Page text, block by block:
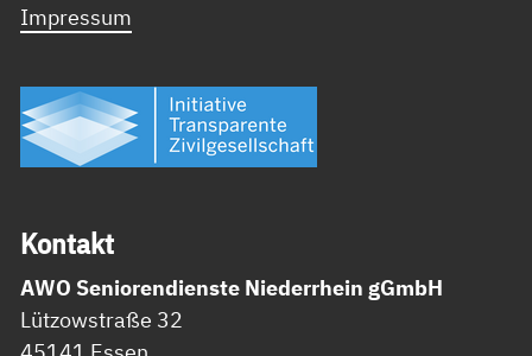
Impressum
Kon­takt
AWO Seniorendienste Niederrhein gGmbH
Lützowstraße 32